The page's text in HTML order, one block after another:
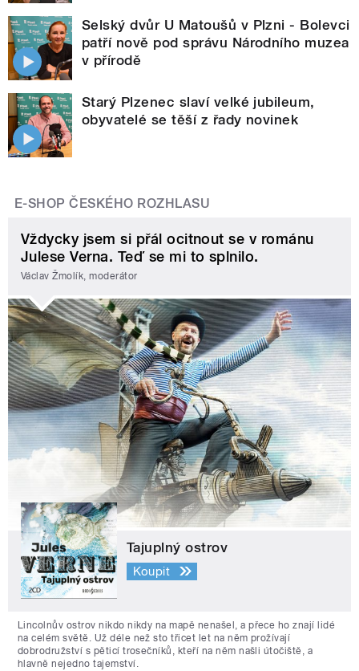
Selský dvůr U Matoušů v Plzni - Bolevci
patří nově pod správu Národního muzea
v přírodě
Starý Plzenec slaví velké jubileum,
obyvatelé se těší z řady novinek
E-SHOP ČESKÉHO ROZHLASU
Vždycky jsem si přál ocitnout se v románu
Julese Verna. Teď se mi to splnilo.
Václav Žmolík, moderátor
Tajuplný ostrov
Koupit
Lincolnův ostrov nikdo nikdy na mapě nenašel, a přece ho znají lidé
na celém světě. Už déle než sto třicet let na něm prožívají
dobrodružství s pěticí trosečníků, kteří na něm našli útočiště, a
hlavně nejedno tajemství.